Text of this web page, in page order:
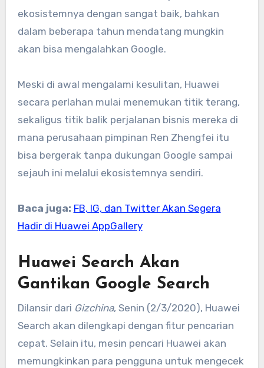
ekosistemnya dengan sangat baik, bahkan
dalam beberapa tahun mendatang mungkin
akan bisa mengalahkan Google.
Meski di awal mengalami kesulitan, Huawei
secara perlahan mulai menemukan titik terang,
sekaligus titik balik perjalanan bisnis mereka di
mana perusahaan pimpinan Ren Zhengfei itu
bisa bergerak tanpa dukungan Google sampai
sejauh ini melalui ekosistemnya sendiri.
Baca juga: FB, IG, dan Twitter Akan Segera
Hadir di Huawei AppGallery
Huawei Search Akan
Gantikan Google Search
Dilansir dari Gizchina, Senin (2/3/2020), Huawei
Search akan dilengkapi dengan fitur pencarian
cepat. Selain itu, mesin pencari Huawei akan
memungkinkan para pengguna untuk mengecek